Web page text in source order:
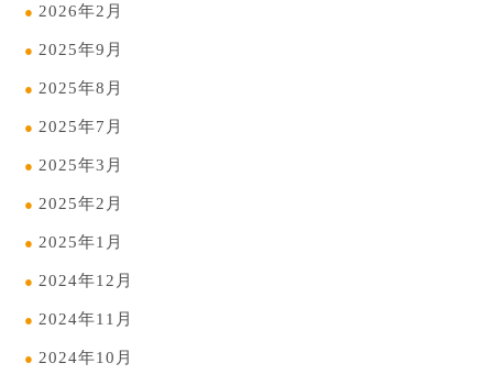
2026年2月
2025年9月
2025年8月
2025年7月
2025年3月
2025年2月
2025年1月
2024年12月
2024年11月
2024年10月